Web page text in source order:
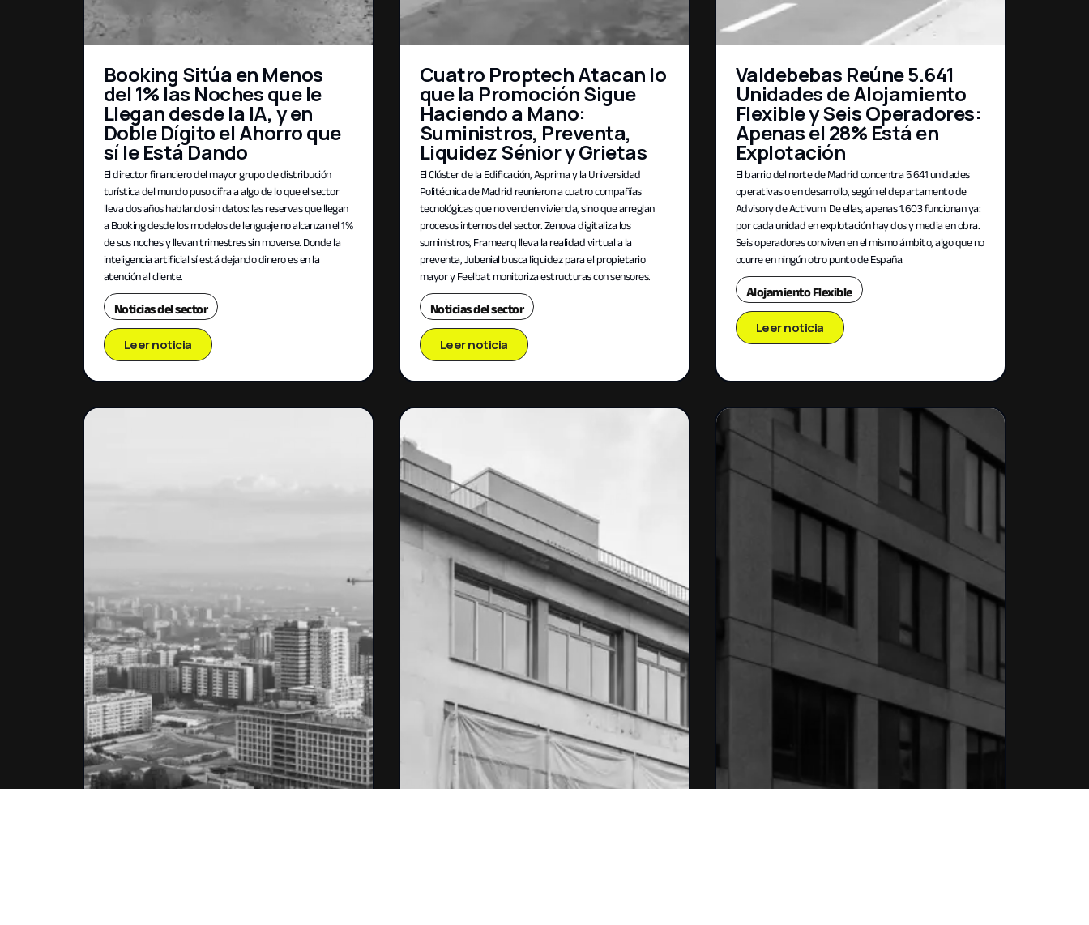
Booking Sitúa en Menos
del 1% las Noches que le
Llegan desde la IA, y en
Doble Dígito el Ahorro que
sí le Está Dando
El director financiero del mayor grupo de distribución
turística del mundo puso cifra a algo de lo que el sector
lleva dos años hablando sin datos: las reservas que llegan
a Booking desde los modelos de lenguaje no alcanzan el 1%
de sus noches y llevan trimestres sin moverse. Donde la
inteligencia artificial sí está dejando dinero es en la
atención al cliente.
Noticias del sector
Leer noticia
Cuatro Proptech Atacan lo
que la Promoción Sigue
Haciendo a Mano:
Suministros, Preventa,
Liquidez Sénior y Grietas
El Clúster de la Edificación, Asprima y la Universidad
Politécnica de Madrid reunieron a cuatro compañías
tecnológicas que no venden vivienda, sino que arreglan
procesos internos del sector. Zenova digitaliza los
suministros, Framearq lleva la realidad virtual a la
preventa, Jubenial busca liquidez para el propietario
mayor y Feelbat monitoriza estructuras con sensores.
Noticias del sector
Leer noticia
Valdebebas Reúne 5.641
Unidades de Alojamiento
Flexible y Seis Operadores:
Apenas el 28% Está en
Explotación
El barrio del norte de Madrid concentra 5.641 unidades
operativas o en desarrollo, según el departamento de
Advisory de Activum. De ellas, apenas 1.603 funcionan ya:
por cada unidad en explotación hay dos y media en obra.
Seis operadores conviven en el mismo ámbito, algo que no
ocurre en ningún otro punto de España.
Alojamiento Flexible
Leer noticia